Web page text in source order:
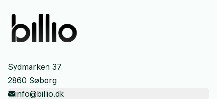
Sydmarken 37
2860 Søborg
info@billio.dk